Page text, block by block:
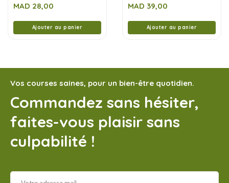
sur
MAD 28,00
Ajouter au panier
sur
MAD 39,00
Ajouter au panier
Vos courses saines, pour un bien-être quotidien.
Commandez sans hésiter,
faites-vous plaisir sans
culpabilité !